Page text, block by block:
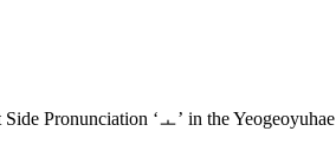
Pronunciation ‘ㅗ’ in the Yeogeoyuhae